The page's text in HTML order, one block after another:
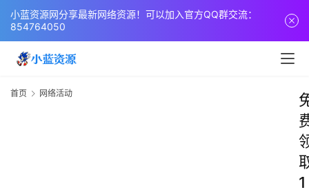
小蓝资源网分享最新网络资源！可以加入官方QQ群交流：
854764050
首页 网络活动
1